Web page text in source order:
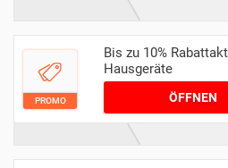
PROMO
Bis zu 10%
Hausgeräte
ÖFFNEN